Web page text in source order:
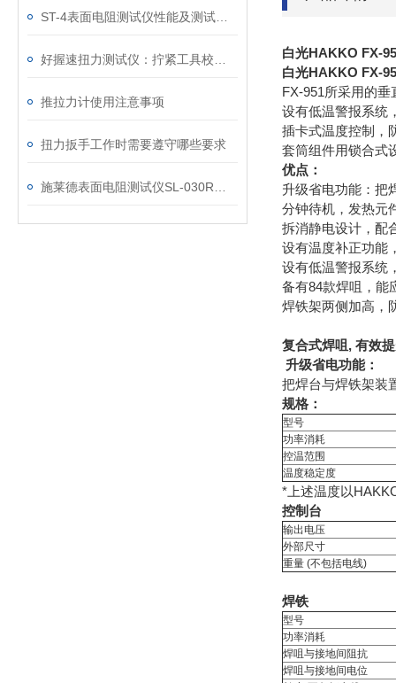
推拉力计使用注意事项
扭力扳手工作时需要遵守哪些要求
白光HAKKO FX-
白光HAKKO FX-
FX-951所采用的
设有低温警报系统
插卡式温度控制，
套筒组件用锁合式
优点：
升级省电功能：把
分钟待机，发热元
拆消静电设计，配
设有温度补正功能
设有低温警报系统
备有84款焊咀，能
焊铁架两侧加高，
复合式焊咀 , 有效
升级省电功能：
把焊台与焊铁架装
规格：
型号
功率消耗
控温范围
温度稳定度
*上述温度以
控制台
输出电压
外部尺寸
重量 (不包括电线)
焊铁
型号
功率消耗
焊咀与接地间阻抗
焊咀与接地间电位